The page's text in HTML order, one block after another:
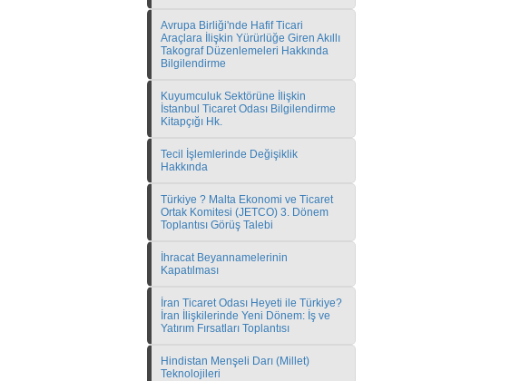
Avrupa Birliği'nde Hafif Ticari
Araçlara İlişkin Yürürlüğe Giren Akıllı
Takograf Düzenlemeleri Hakkında
Bilgilendirme
Kuyumculuk Sektörüne İlişkin
İstanbul Ticaret Odası Bilgilendirme
Kitapçığı Hk.
Tecil İşlemlerinde Değişiklik
Hakkında
Türkiye ? Malta Ekonomi ve Ticaret
Ortak Komitesi (JETCO) 3. Dönem
Toplantısı Görüş Talebi
İhracat Beyannamelerinin
Kapatılması
İran Ticaret Odası Heyeti ile Türkiye?
İran İlişkilerinde Yeni Dönem: İş ve
Yatırım Fırsatları Toplantısı
Hindistan Menşeli Darı (Millet)
Teknolojileri